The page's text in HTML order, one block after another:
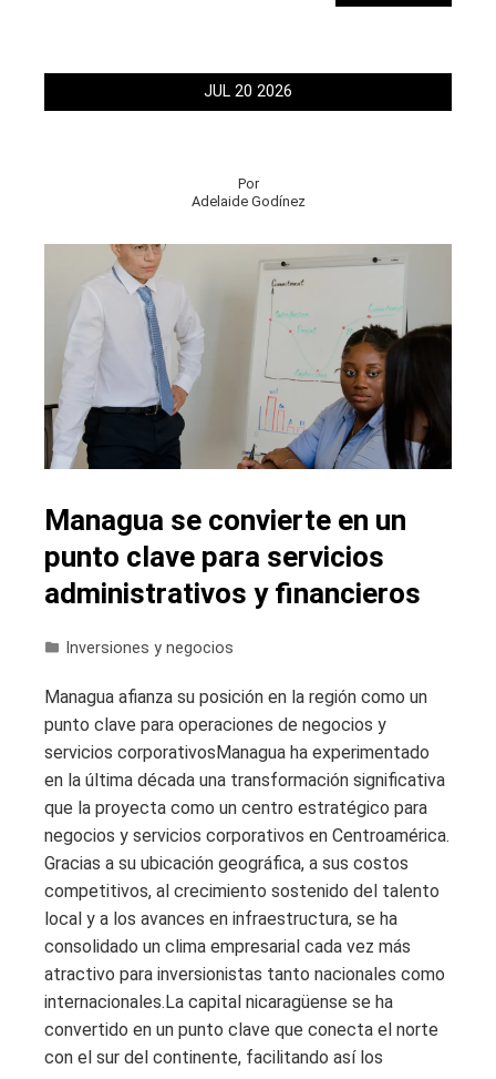
JUL 20 2026
Por
Adelaide Godínez
Managua se convierte en un
punto clave para servicios
administrativos y financieros
Inversiones y negocios
Managua afianza su posición en la región como un
punto clave para operaciones de negocios y
servicios corporativosManagua ha experimentado
en la última década una transformación significativa
que la proyecta como un centro estratégico para
negocios y servicios corporativos en Centroamérica.
Gracias a su ubicación geográfica, a sus costos
competitivos, al crecimiento sostenido del talento
local y a los avances en infraestructura, se ha
consolidado un clima empresarial cada vez más
atractivo para inversionistas tanto nacionales como
internacionales.La capital nicaragüense se ha
convertido en un punto clave que conecta el norte
con el sur del continente, facilitando así los